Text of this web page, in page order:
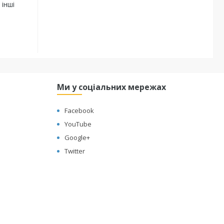
Ми у соціальних мережах
Facebook
YouTube
Google+
Twitter